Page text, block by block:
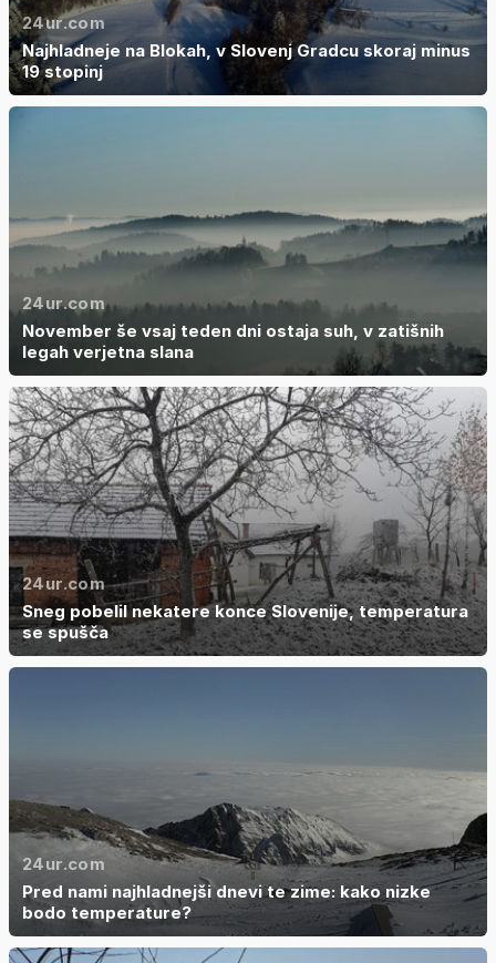
24ur.com
Najhladneje na Blokah, v Slovenj Gradcu skoraj minus
19 stopinj
24ur.com
November še vsaj teden dni ostaja suh, v zatišnih
legah verjetna slana
24ur.com
Sneg pobelil nekatere konce Slovenije, temperatura
se spušča
24ur.com
Pred nami najhladnejši dnevi te zime: kako nizke
bodo temperature?